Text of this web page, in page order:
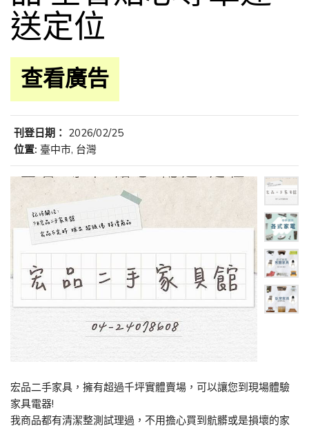
送定位
查看廣告
刊登日期： 2026/02/25
位置: 臺中市, 台灣
宏品二手家具，擁有超過千坪實體賣場，可以讓您到現場體驗
家具電器!
我商品都有清潔整測試理過，不用擔心買到骯髒或是損壞的家